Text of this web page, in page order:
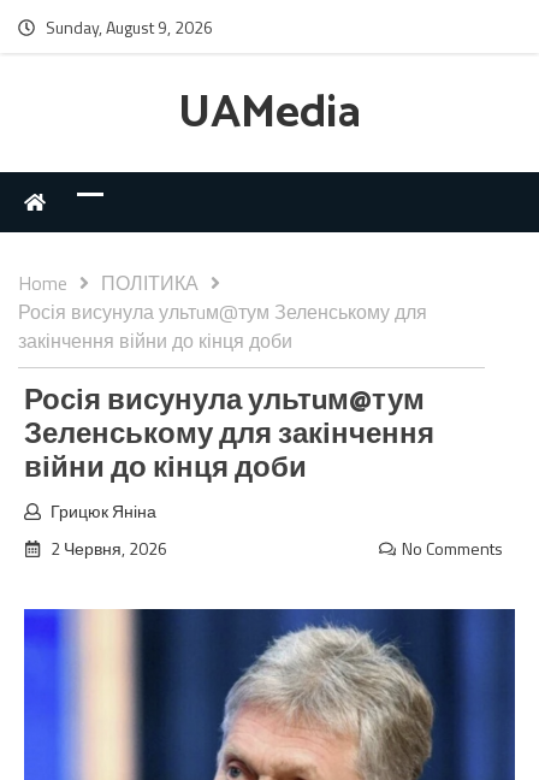
Sunday, August 9, 2026
UAMedia
Home
ПОЛІТИКА
Росія висунула ультuм@тум Зеленському для
закінчення війни до кінця доби
Росія висунула ультuм@тум
Зеленському для закінчення
війни до кінця доби
Грицюк Яніна
2 Червня, 2026
No Comments